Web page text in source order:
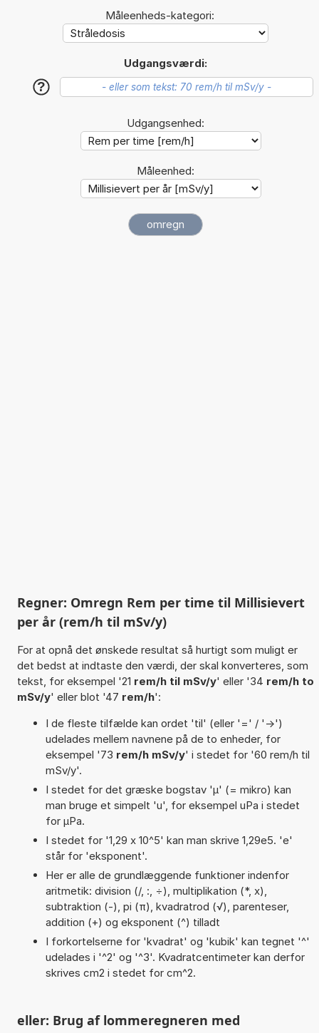
Måleenheds-kategori:
Udgangsværdi:
?
Udgangsenhed:
Måleenhed:
Regner: Omregn Rem per time til Millisievert
per år (rem/h til mSv/y)
For at opnå det ønskede resultat så hurtigt som muligt er
det bedst at indtaste den værdi, der skal konverteres, som
tekst, for eksempel '21 rem/h til mSv/y' eller '34 rem/h to
mSv/y' eller blot '47 rem/h':
I de fleste tilfælde kan ordet 'til' (eller '=' / '->')
udelades mellem navnene på de to enheder, for
eksempel '73 rem/h mSv/y' i stedet for '60 rem/h til
mSv/y'.
I stedet for det græske bogstav 'µ' (= mikro) kan
man bruge et simpelt 'u', for eksempel uPa i stedet
for µPa.
I stedet for '1,29 x 10^5' kan man skrive 1,29e5. 'e'
står for 'eksponent'.
Her er alle de grundlæggende funktioner indenfor
aritmetik: division (/, :, ÷), multiplikation (*, x),
subtraktion (-), pi (π), kvadratrod (√), parenteser,
addition (+) og eksponent (^) tilladt
I forkortelserne for 'kvadrat' og 'kubik' kan tegnet '^'
udelades i '^2' og '^3'. Kvadratcentimeter kan derfor
skrives cm2 i stedet for cm^2.
eller: Brug af lommeregneren med